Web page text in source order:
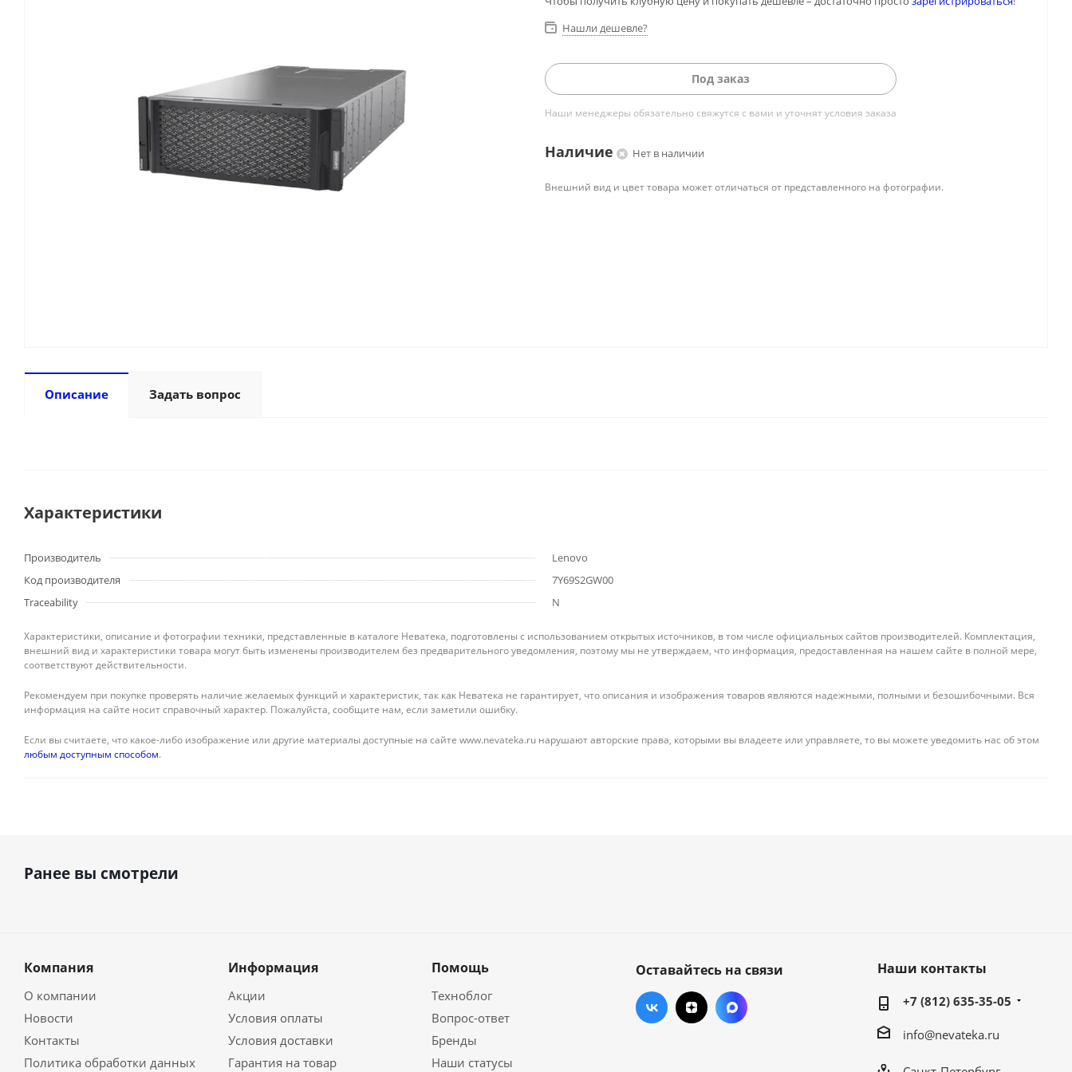
Нашли дешевле?
Под заказ
Наши менеджеры обязательно свяжутся с вами и уточнят условия заказа
Наличие Нет в наличии
Внешний вид и цвет товара может отличаться от представленного на фотографии.
Описание Задать вопрос
Характеристики
Производитель
Lenovo
Код производителя
7Y69S2GW00
Traceability
N
Характеристики, описание и фотографии техники, представленные в каталоге Неватека, подготовлены с использованием открытых источников, в том числе официальных сайтов производителей. Комплектация,
внешний вид и характеристики товара могут быть изменены производителем без предварительного уведомления, поэтому мы не утверждаем, что информация, предоставленная на нашем сайте в полной мере,
соответствуют действительности.
Рекомендуем при покупке проверять наличие желаемых функций и характеристик, так как Неватека не гарантирует, что описания и изображения товаров являются надежными, полными и безошибочными. Вся
информация на сайте носит справочный характер. Пожалуйста, сообщите нам, если заметили ошибку.
Если вы считаете, что какое-либо изображение или другие материалы доступные на сайте www.nevateka.ru нарушают авторские права, которыми вы владеете или управляете, то вы можете уведомить нас об этом
любым доступным способом.
Ранее вы смотрели
Компания
О компании
Новости
Контакты
Политика обработки данных
Информация
Акции
Условия оплаты
Условия доставки
Гарантия на товар
Помощь
Техноблог
Вопрос-ответ
Бренды
Наши статусы
Оставайтесь на связи Наши контакты
+7 (812) 635-35-05
info@nevateka.ru